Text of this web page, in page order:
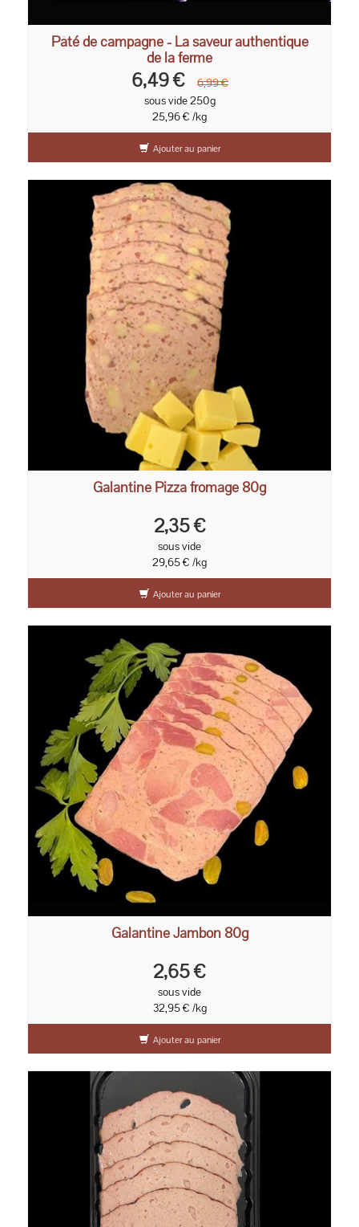
Pâté de campagne - La saveur authentique
de la ferme
6,49 €
6,99 €
sous vide 250g
25,96 € /kg
Ajouter au panier
Galantine Pizza fromage 80g
2,35 €
sous vide
29,65 € /kg
Ajouter au panier
Galantine Jambon 80g
2,65 €
sous vide
32,95 € /kg
Ajouter au panier